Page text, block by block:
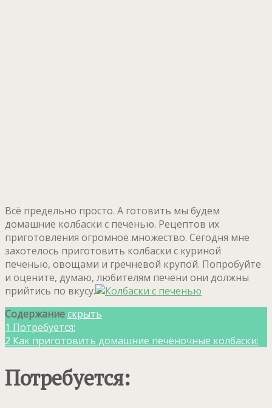
Всё предельно просто. А готовить мы будем
домашние колбаски с печенью. Рецептов их
приготовления огромное множество. Сегодня мне
захотелось приготовить колбаски с куриной
печенью, овощами и гречневой крупой. Попробуйте
и оцените, думаю, любителям печени они должны
прийтись по вкусу.
Содержаниескрыть
1 Потребуется:
2 Как приготовить домашние печёночные колбаски:
Потребуется: